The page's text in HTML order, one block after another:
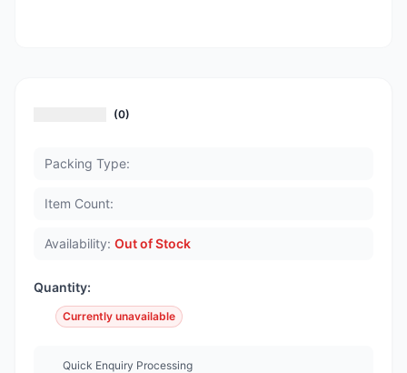
(0)
Packing Type:
Item Count:
Availability: Out of Stock
Quantity:
Currently unavailable
Quick Enquiry Processing